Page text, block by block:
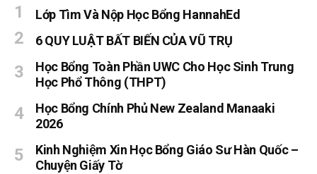
Lớp Tìm Và Nộp Học Bổng HannahEd
6 QUY LUẬT BẤT BIẾN CỦA VŨ TRỤ
Học Bổng Toàn Phần UWC Cho Học Sinh Trung
Học Phổ Thông (THPT)
Học Bổng Chính Phủ New Zealand Manaaki
2026
Kinh Nghiệm Xin Học Bổng Giáo Sư Hàn Quốc –
Chuyện Giấy Tờ